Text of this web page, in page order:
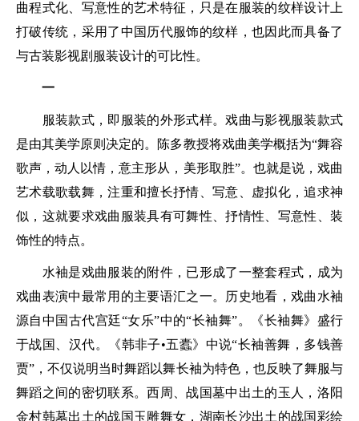
曲程式化、写意性的艺术特征，只是在服装的纹样设计上
打破传统，采用了中国历代服饰的纹样，也因此而具备了
与古装影视剧服装设计的可比性。
一
服装款式，即服装的外形式样。戏曲与影视服装款式
是由其美学原则决定的。陈多教授将戏曲美学概括为“舞容
歌声，动人以情，意主形从，美形取胜”。也就是说，戏曲
艺术载歌载舞，注重和擅长抒情、写意、虚拟化，追求神
似，这就要求戏曲服装具有可舞性、抒情性、写意性、装
饰性的特点。
水袖是戏曲服装的附件，已形成了一整套程式，成为
戏曲表演中最常用的主要语汇之一。历史地看，戏曲水袖
源自中国古代宫廷“女乐”中的“长袖舞”。《长袖舞》盛行
于战国、汉代。《韩非子•五蠹》中说“长袖善舞，多钱善
贾”，不仅说明当时舞蹈以舞长袖为特色，也反映了舞服与
舞蹈之间的密切联系。西周、战国墓中出土的玉人，洛阳
金村韩墓出土的战国玉雕舞女，湖南长沙出土的战国彩绘